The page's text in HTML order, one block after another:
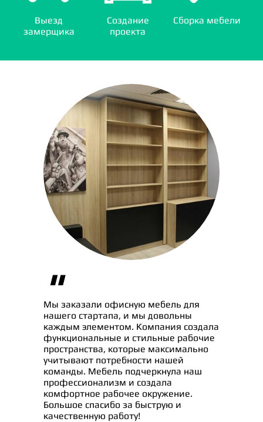
Выезд
замерщика
Создание
проекта
Сборка мебели
"
Мы заказали офисную мебель для
нашего стартапа, и мы довольны
каждым элементом. Компания создала
функциональные и стильные рабочие
пространства, которые максимально
учитывают потребности нашей
команды. Мебель подчеркнула наш
профессионализм и создала
комфортное рабочее окружение.
Большое спасибо за быструю и
качественную работу!